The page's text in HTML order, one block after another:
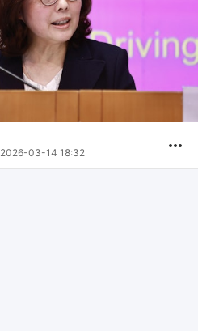
2026-03-14 18:32